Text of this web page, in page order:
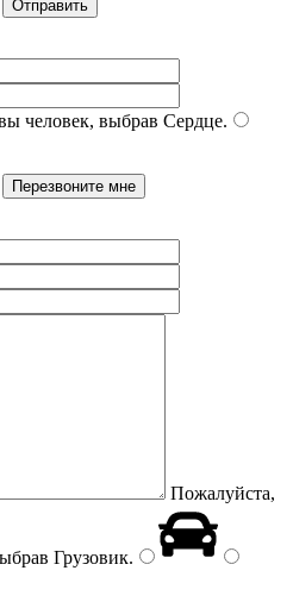
человек, выбрав Сердце.
Пожалуйста,
Грузовик.